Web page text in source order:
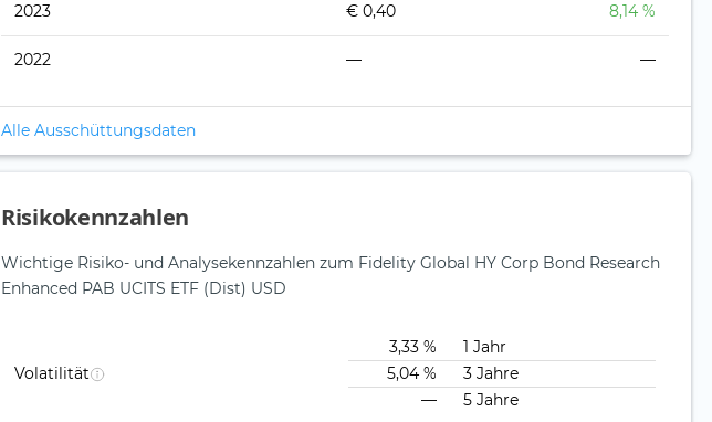
2023 € 0,40 8,14 %
2022 — —
Alle Ausschüttungsdaten
Risikokennzahlen
Wichtige Risiko- und Analysekennzahlen zum Fidelity Global HY Corp Bond Research
Enhanced PAB UCITS ETF (Dist) USD
Volatilität
3,33 %
1 Jahr
5,04 %
3 Jahre
—
5 Jahre